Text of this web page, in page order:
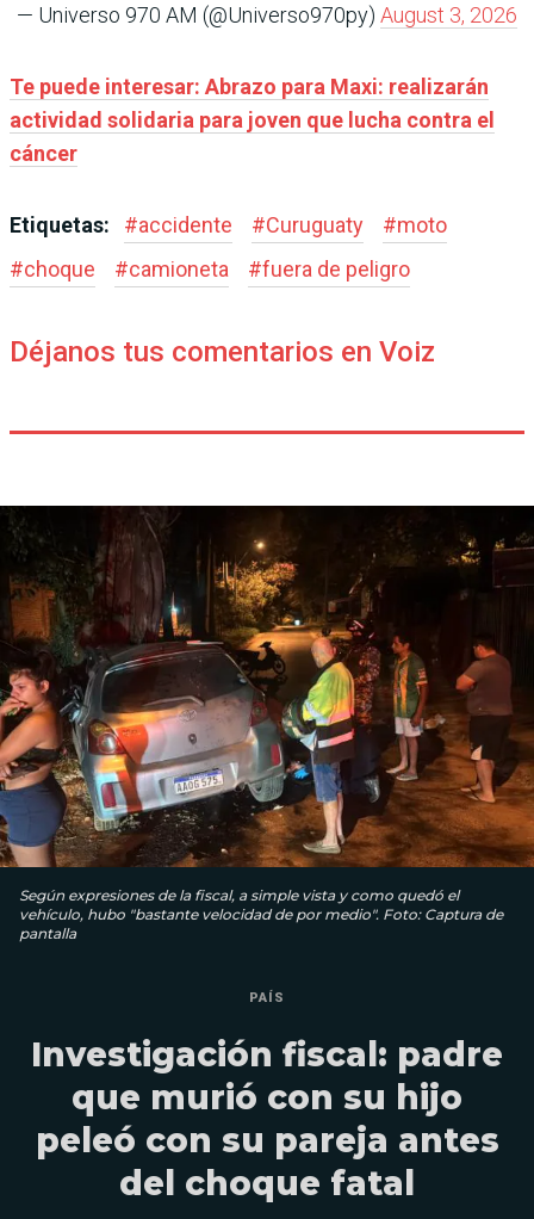
— Universo 970 AM (@Universo970py) August 3, 2026
Te puede interesar: Abrazo para Maxi: realizarán
actividad solidaria para joven que lucha contra el
cáncer
Etiquetas: #accidente #Curuguaty #moto
#choque #camioneta #fuera de peligro
Déjanos tus comentarios en Voiz
Según expresiones de la fiscal, a simple vista y como quedó el
vehículo, hubo "bastante velocidad de por medio". Foto: Captura de
pantalla
PAÍS
Investigación fiscal: padre
que murió con su hijo
peleó con su pareja antes
del choque fatal